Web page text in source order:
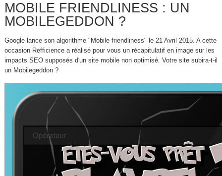
MOBILE FRIENDLINESS : UN
MOBILEGEDDON ?
Google lance son algorithme "Mobile friendliness" le 21 Avril 2015. A cette
occasion Refficience a réalisé pour vous un récapitulatif en image sur les
impacts SEO supposés d'un site mobile non optimisé. Votre site subira-t-il
un Mobilegeddon ?